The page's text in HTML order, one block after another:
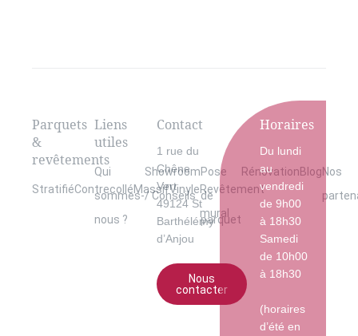
Parquets
&
revêtements
StratifiéContrecolléMassifVinyleRevêtement
mural
Liens
utiles
Qui
sommes-
nous ?
Showroom
/ Conseils
Pose
de
parquet
RénovationBlogNos
Contact
1 rue du
Chêne
Vert
49124 St
Barthélémy
d’Anjou
Nous
contacter
Horaires
Du lundi
au
vendredi
de 9h00
à 18h30
Samedi
de 10h00
à 18h30
(horaires
d’été en